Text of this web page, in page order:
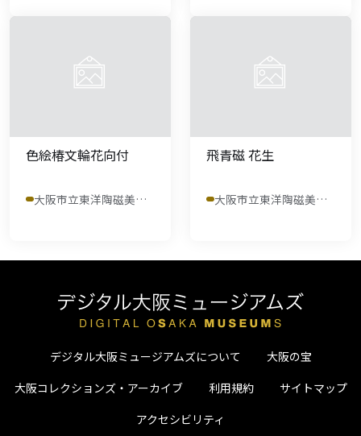
色絵椿文輪花向付
大阪市立東洋陶磁美術館
飛青磁 花生
大阪市立東洋陶磁美術館
デジタル大阪ミュージアムズについて
大阪の宝
大阪コレクションズ・アーカイブ
利用規約
サイトマップ
アクセシビリティ